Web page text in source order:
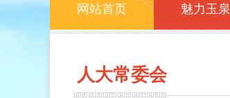
网站首页 魅力玉泉
人大常委会